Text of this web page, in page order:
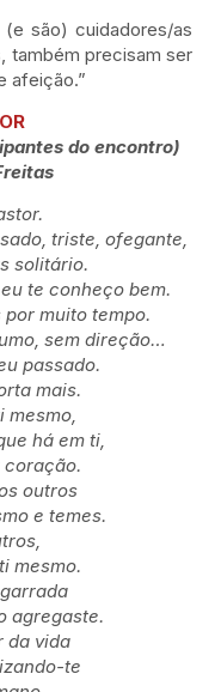
são) cuidadores/as
também precisam ser
afeição.”
do encontro)
triste, ofegante,
solitário.
te conheço bem.
muito tempo.
sem direção…
passado.
mais.
mesmo,
há em ti,
coração.
outros
e temes.
mesmo.
agregaste.
da vida
te